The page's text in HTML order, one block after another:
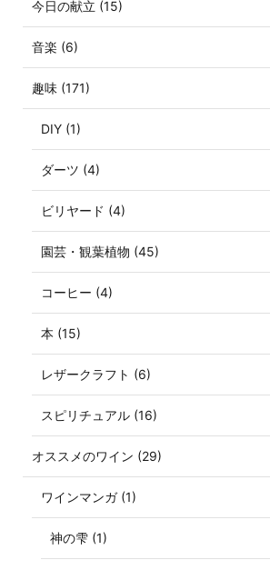
今日の献立 (15)
音楽 (6)
趣味 (171)
DIY (1)
ダーツ (4)
ビリヤード (4)
園芸・観葉植物 (45)
コーヒー (4)
本 (15)
レザークラフト (6)
スピリチュアル (16)
オススメのワイン (29)
ワインマンガ (1)
神の雫 (1)